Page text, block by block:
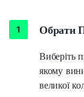
Обрати
Виберіть
якому
великої